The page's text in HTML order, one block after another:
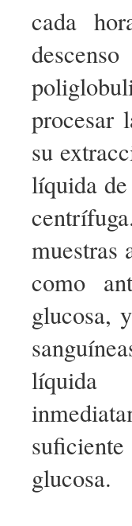
cada
procesar
su
líquida
muestras
como
glucosa,
líquida
glucosa.